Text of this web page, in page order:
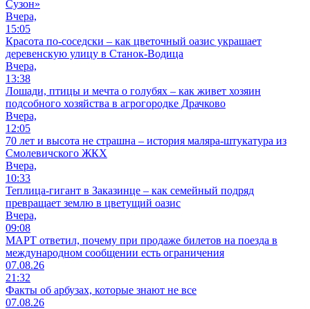
Сузон»
Вчера,
15:05
Красота по-соседски – как цветочный оазис украшает
деревенскую улицу в Станок-Водица
Вчера,
13:38
Лошади, птицы и мечта о голубях – как живет хозяин
подсобного хозяйства в агрогородке Драчково
Вчера,
12:05
70 лет и высота не страшна – история маляра-штукатура из
Смолевичского ЖКХ
Вчера,
10:33
Теплица-гигант в Заказинце – как семейный подряд
превращает землю в цветущий оазис
Вчера,
09:08
МАРТ ответил, почему при продаже билетов на поезда в
международном сообщении есть ограничения
07.08.26
21:32
Факты об арбузах, которые знают не все
07.08.26